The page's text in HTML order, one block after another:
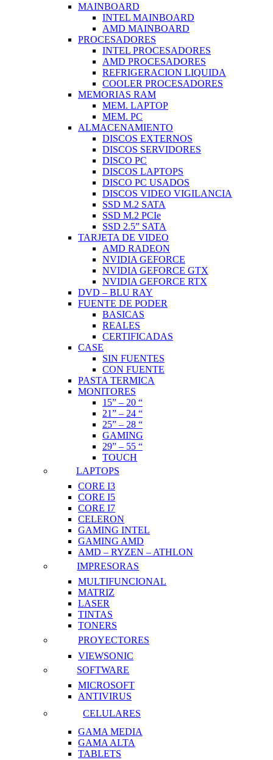
MAINBOARD
INTEL MAINBOARD
AMD MAINBOARD
PROCESADORES
INTEL PROCESADORES
AMD PROCESADORES
REFRIGERACION LIQUIDA
COOLER PROCESADORES
MEMORIAS RAM
MEM. LAPTOP
MEM. PC
ALMACENAMIENTO
DISCOS EXTERNOS
DISCOS SERVIDORES
DISCO PC
DISCOS LAPTOPS
DISCO PC USADOS
DISCOS VIDEO VIGILANCIA
SSD M.2 SATA
SSD M.2 PCIe
SSD 2.5” SATA
TARJETA DE VIDEO
AMD RADEON
NVIDIA GEFORCE
NVIDIA GEFORCE GTX
NVIDIA GEFORCE RTX
DVD – BLU RAY
FUENTE DE PODER
BASICAS
REALES
CERTIFICADAS
CASE
SIN FUENTES
CON FUENTE
PASTA TERMICA
MONITORES
15” – 20 “
21” – 24 “
25” – 28 “
GAMING
29” – 55 “
TOUCH
LAPTOPS
CORE I3
CORE I5
CORE I7
CELERON
GAMING INTEL
GAMING AMD
AMD – RYZEN – ATHLON
IMPRESORAS
MULTIFUNCIONAL
MATRIZ
LASER
TINTAS
TONERS
PROYECTORES
VIEWSONIC
SOFTWARE
MICROSOFT
ANTIVIRUS
CELULARES
GAMA MEDIA
GAMA ALTA
TABLETS